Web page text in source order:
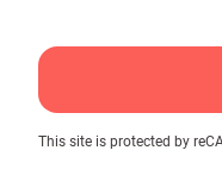
This site is protected by